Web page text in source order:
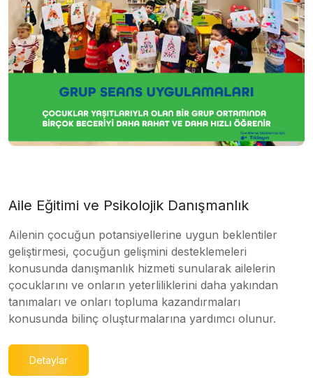
Aile Eğitimi ve Psikolojik Danışmanlık
Ailenin çocuğun potansiyellerine uygun beklentiler
geliştirmesi, çocuğun gelişmini desteklemeleri
konusunda danışmanlık hizmeti sunularak ailelerin
çocuklarını ve onların yeterliliklerini daha yakından
tanımaları ve onları topluma kazandırmaları
konusunda bilinç oluşturmalarına yardımcı olunur.
Detaylar